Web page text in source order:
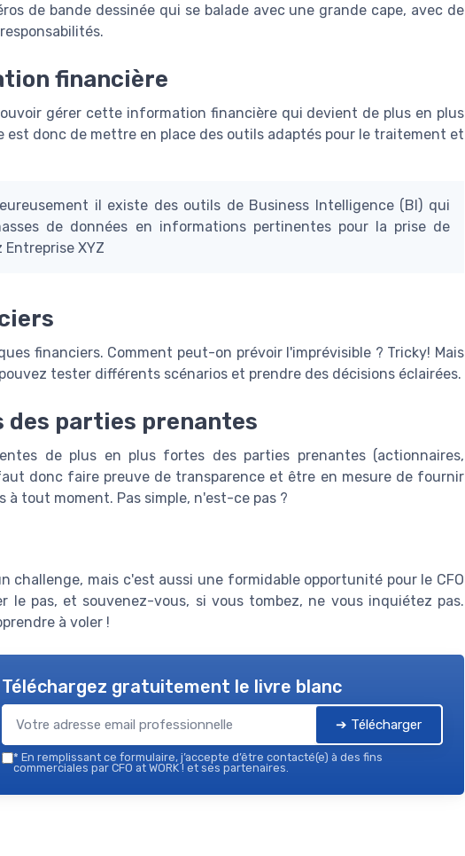
de bande dessinée qui se balade avec une grande cape, avec de
financière
gérer cette information financière qui devient de plus en plus
est donc de mettre en place des outils adaptés pour le traitement et
il existe des outils de Business Intelligence (BI) qui
de données en informations pertinentes pour la prise de
XYZ
financiers. Comment peut-on prévoir l'imprévisible ? Tricky! Mais
tester différents scénarios et prendre des décisions éclairées.
des parties prenantes
de plus en plus fortes des parties prenantes (actionnaires,
donc faire preuve de transparence et être en mesure de fournir
tout moment. Pas simple, n'est-ce pas ?
challenge, mais c'est aussi une formidable opportunité pour le CFO
le pas, et souvenez-vous, si vous tombez, ne vous inquiétez pas.
à voler !
Téléchargez gratuitement le livre blanc
➔ Télécharger
* En remplissant ce formulaire, j’accepte d’être contacté(e) à des fins
commerciales par CFO at WORK ! et ses partenaires.